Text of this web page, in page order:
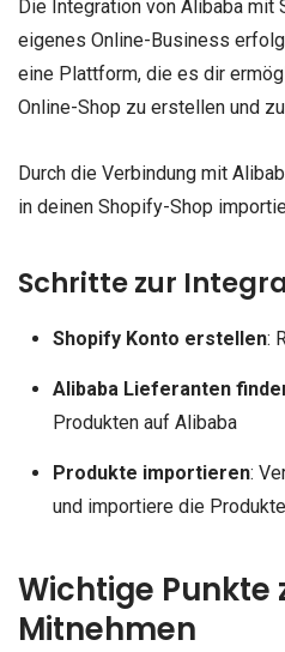
Die Integration von Alibaba mit
eigenes Online-Business
eine Plattform, die es dir
Online-Shop zu erstellen und
Durch die Verbindung mit
in deinen Shopify-Shop
Schritte zur
Shopify Konto erstellen:
Alibaba Lieferanten
Produkten auf Alibaba
Produkte importieren:
und importiere die Produkte
Wichtige Punkte
Mitnehmen